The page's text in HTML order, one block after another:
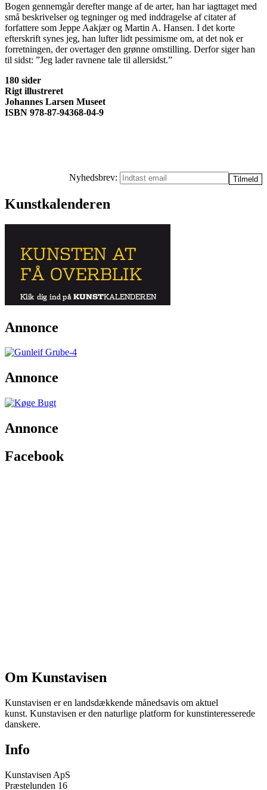
Bogen gennemgår derefter mange af de arter, han har iagttaget med
små beskrivelser og tegninger og med inddragelse af citater af
forfattere som Jeppe Aakjær og Martin A. Hansen. I det korte
efterskrift synes jeg, han lufter lidt pessimisme om, at det nok er
forretningen, der overtager den grønne omstilling. Derfor siger han
til sidst: ”Jeg lader ravnene tale til allersidst.”
180 sider
Rigt illustreret
Johannes Larsen Museet
ISBN 978-87-94368-04-9
Nyhedsbrev:
Kunstkalenderen
Annonce
Annonce
Annonce
Facebook
Om Kunstavisen
Kunstavisen er en landsdækkende månedsavis om aktuel
kunst. Kunstavisen er den naturlige platform for kunstinteresserede
danskere.
Info
Kunstavisen ApS
Præstelunden 16